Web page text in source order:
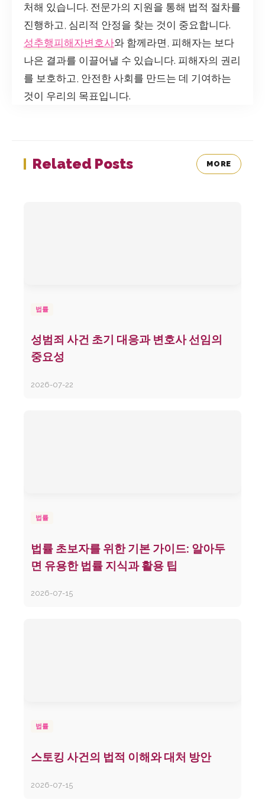
처해 있습니다. 전문가의 지원을 통해 법적 절차를
진행하고, 심리적 안정을 찾는 것이 중요합니다.
성추행피해자변호사와 함께라면, 피해자는 보다
나은 결과를 이끌어낼 수 있습니다. 피해자의 권리
를 보호하고, 안전한 사회를 만드는 데 기여하는
것이 우리의 목표입니다.
Related Posts MORE
법률
성범죄 사건 초기 대응과 변호사 선임의
중요성
2026-07-22
법률
법률 초보자를 위한 기본 가이드: 알아두
면 유용한 법률 지식과 활용 팁
2026-07-15
법률
스토킹 사건의 법적 이해와 대처 방안
2026-07-15